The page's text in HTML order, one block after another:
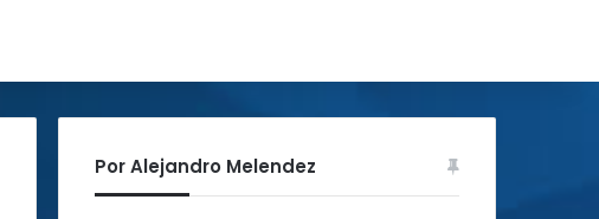
Por Alejandro Melendez